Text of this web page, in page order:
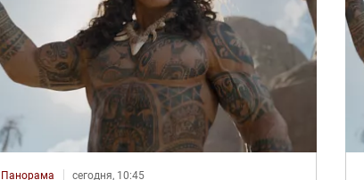
Панорама сегодня, 10:45